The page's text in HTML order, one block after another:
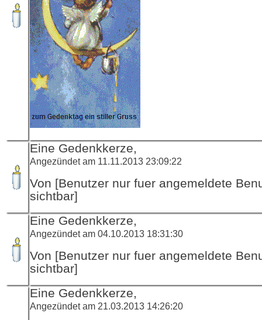
Eine Gedenkkerze,
Angezündet am 11.11.2013 23:09:22
Von [Benutzer nur fuer angemeldete
sichtbar]
Eine Gedenkkerze,
Angezündet am 04.10.2013 18:31:30
Von [Benutzer nur fuer angemeldete
sichtbar]
Eine Gedenkkerze,
Angezündet am 21.03.2013 14:26:20